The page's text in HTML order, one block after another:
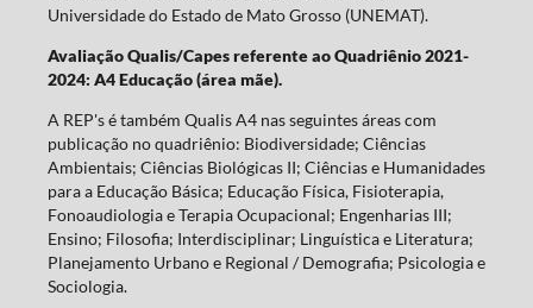
Universidade do Estado de Mato Grosso (UNEMAT).
Avaliação Qualis/Capes referente ao Quadriênio 2021-
2024: A4 Educação (área mãe).
A REP's é também Qualis A4 nas seguintes áreas com
publicação no quadriênio: Biodiversidade; Ciências
Ambientais; Ciências Biológicas II; Ciências e Humanidades
para a Educação Básica; Educação Física, Fisioterapia,
Fonoaudiologia e Terapia Ocupacional; Engenharias III;
Ensino; Filosofia; Interdisciplinar; Linguística e Literatura;
Planejamento Urbano e Regional / Demografia; Psicologia e
Sociologia.